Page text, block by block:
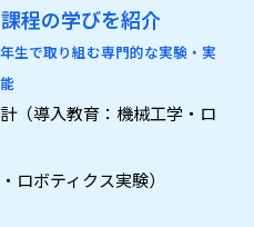
程の学びを紹介
で取り組む専門的な実験・実
（導入教育：機械工学・ロ
ロボティクス実験）